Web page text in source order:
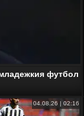
футбол
04.08.26 | 02:16